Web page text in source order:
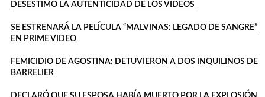
DESESTIMÓ LA AUTENTICIDAD DE LOS VIDEOS
SE ESTRENARÁ LA PELÍCULA “MALVINAS: LEGADO DE SANGRE”
EN PRIME VIDEO
FEMICIDIO DE AGOSTINA: DETUVIERON A DOS INQUILINOS DE
BARRELIER